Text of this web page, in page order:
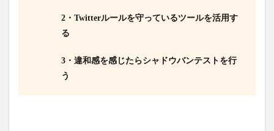
2・Twitterルールを守っているツールを活用す
る
3・違和感を感じたらシャドウバンテストを行
う